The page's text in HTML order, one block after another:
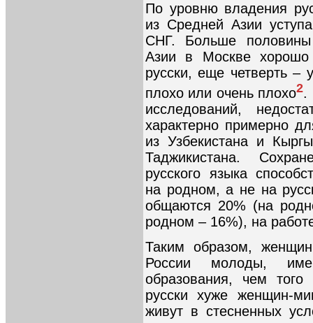
По уровню владения
из Средней Азии
СНГ. Больше
Азии в Москве
русски, еще четверть –
плохо или очень плохо2.
исследований,
характерно примерно
из Узбекистана и
Таджикистана.
русского языка
на родном, а не на
общаются 20% (на
родном – 16%), на
Таким образом,
России молоды,
образования, чем того
русски хуже женщин-
живут в стесненных